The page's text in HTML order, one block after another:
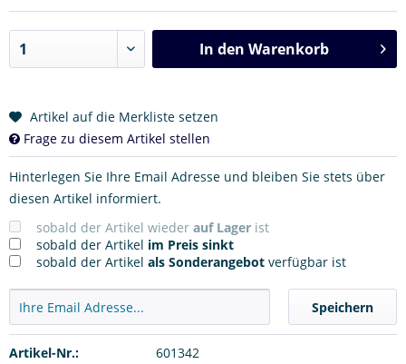
In den Warenkorb
Artikel auf die Merkliste setzen
Frage zu diesem Artikel stellen
Hinterlegen Sie Ihre Email Adresse und bleiben Sie stets über
diesen Artikel informiert.
sobald der Artikel wieder auf Lager ist
sobald der Artikel im Preis sinkt
sobald der Artikel als Sonderangebot verfügbar ist
Speichern
Artikel-Nr.:
601342